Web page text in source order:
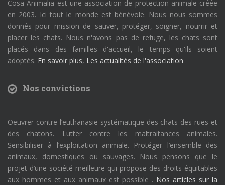
Cosa Animalia est une association de protection animale créée
en 2003. Ici tout le monde est bénévole. Nous nous sommes
donnés pour mission de sauver, protéger, soigner, nourrir et
placer les chats. Nous n'avons pas de refuge, les chats sont
placés dans des familles d'accueil, le temps qu'ils soient
adoptés. En savoir plus, Les actualités de l'association
Nos convictions
Oeuvrer contre l’euthanasie systématique des chats des rues et
des chatons. Lutter contre les maltraitances animales.
Sensibiliser à l’exploitation animale. Protéger l’ensemble des
animaux, domestiques ou sauvages. Nous pensons que le
projet d’une société meilleure qui propose des droits équitables
aux hommes et aux animaux est possible . Nos articles sur la